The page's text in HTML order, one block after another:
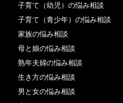
子育て（幼児）の悩み相談
子育て（青少年）の悩み相談
家族の悩み相談
母と娘の悩み相談
熟年夫婦の悩み相談
生き方の悩み相談
男と女の悩み相談